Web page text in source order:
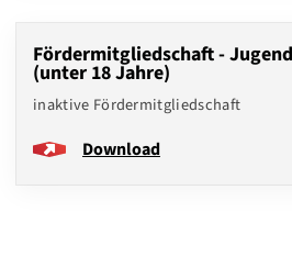
Fördermitgliedschaft -
(unter 18 Jahre)
inaktive Fördermitgliedschaft
Download